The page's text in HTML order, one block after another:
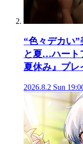
“色々デカい
と夏…ハート
夏休み』プレ
2026.8.2 Sun